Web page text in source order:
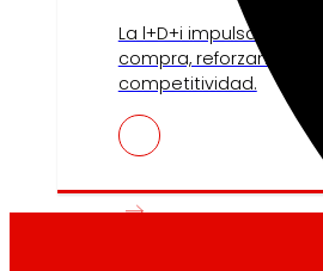
La l+D+i impulsa
compra, reforzando la
competitividad.